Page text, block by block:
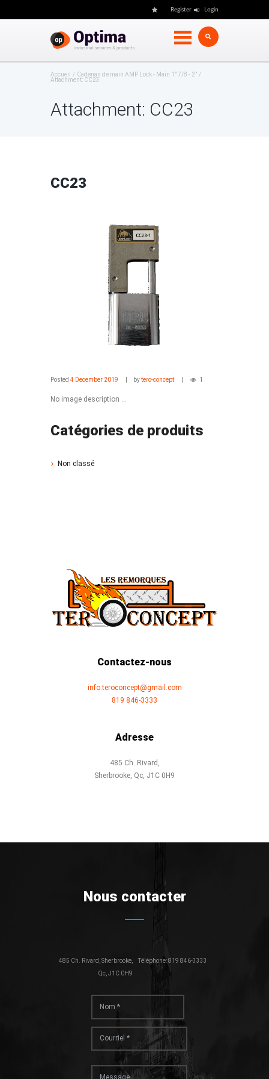
Register Login
Accueil
Cadenas de main AMP Lock - Main 1" 7/8 - 2"
Attachment: CC23
Attachment: CC23
CC23
Posted 4 December 2019 bytero-concept 1
No image description ...
Catégories de produits
Non classé
Contactez-nous
info.teroconcept@gmail.com
819 846-3333
Adresse
485 Ch. Rivard,
Sherbrooke, Qc, J1C 0H9
Nous contacter
Téléphone: 819 846-3333
485 Ch. Rivard, Sherbrooke,
Qc, J1C 0H9